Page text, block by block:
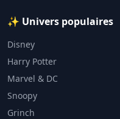
✨ Univers populaires
Disney
Harry Potter
Marvel & DC
Snoopy
Grinch